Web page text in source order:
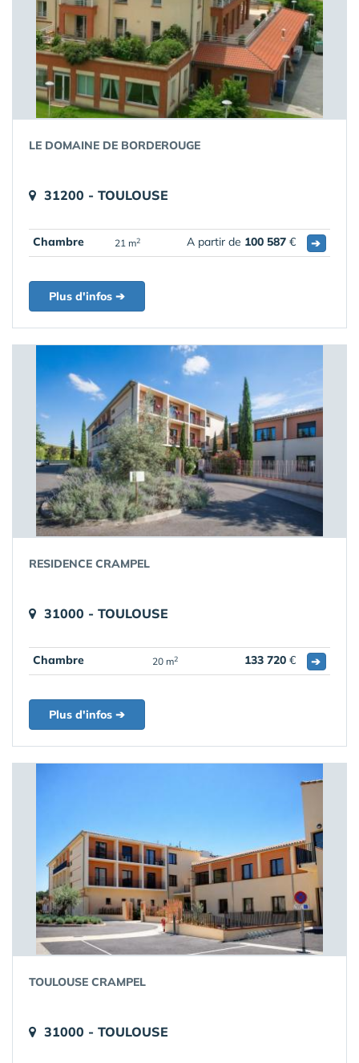
LE DOMAINE DE BORDEROUGE
31200 - TOULOUSE
Chambre 21 m2 A partir de 100 587 € ➔
Plus d'infos ➔
RESIDENCE CRAMPEL
31000 - TOULOUSE
Chambre 20 m2 133 720 € ➔
Plus d'infos ➔
TOULOUSE CRAMPEL
31000 - TOULOUSE